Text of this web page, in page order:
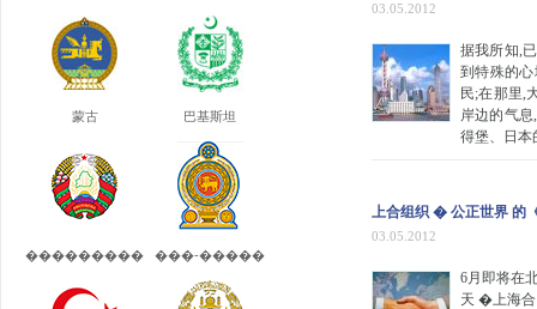
蒙古 巴基斯坦
��������� ���-�����
03.05.2012
据我所知,
到特殊的
民;在那里,
岸边的气
得堡、日本
上合组织 � 公正世界 的
03.05.2012
6月即将在
天 �上海合